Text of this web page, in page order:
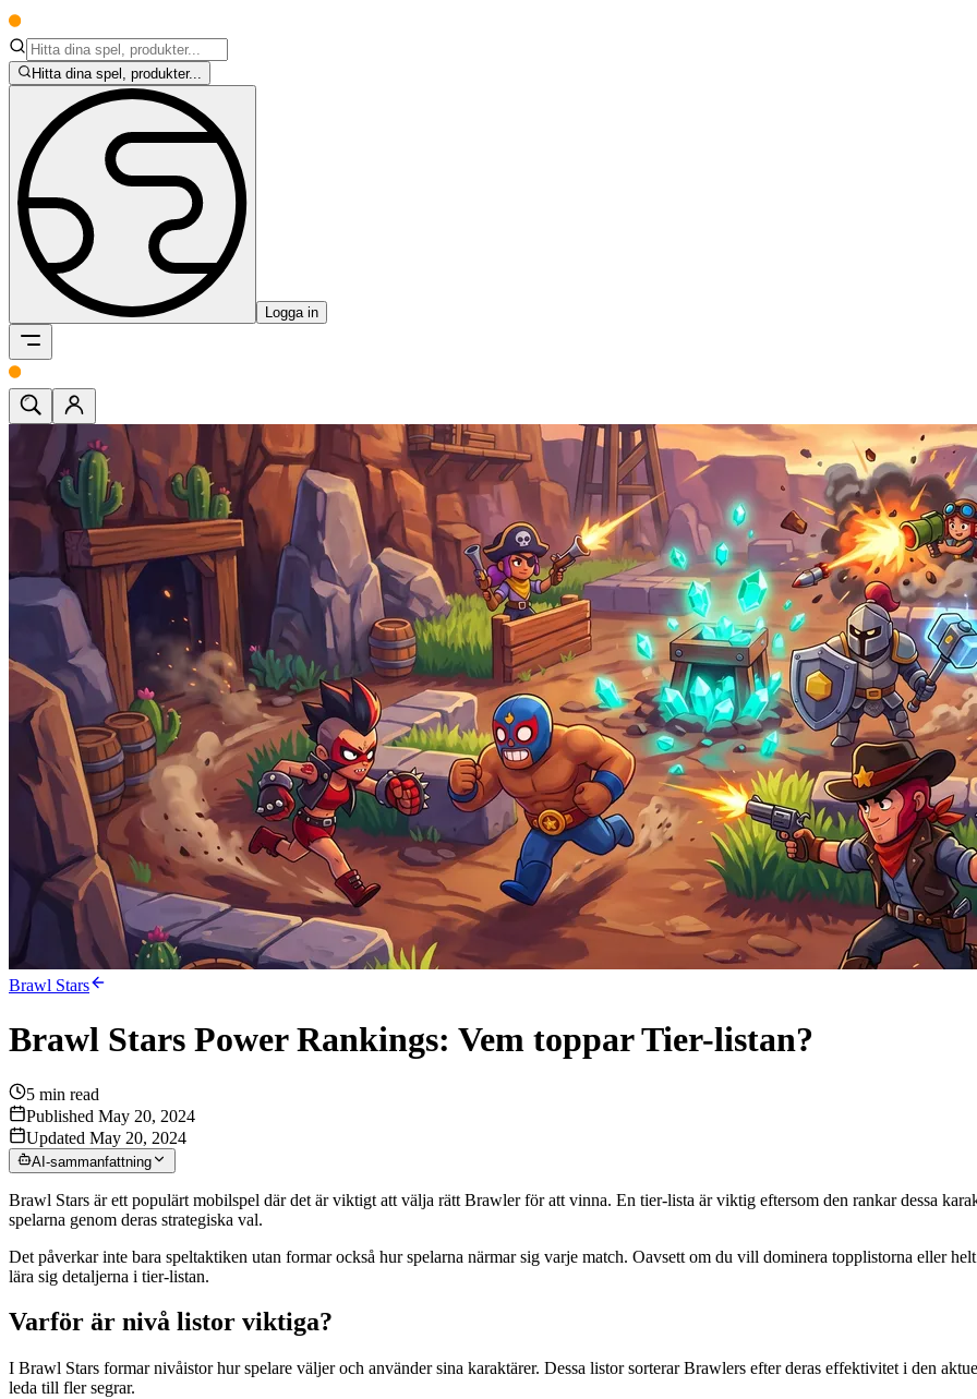
Hitta dina spel, produkter...
Logga in
Brawl Stars
Brawl Stars Power Rankings: Vem toppar Tier-listan?
5 min read
Published May 20, 2024
Updated May 20, 2024
AI-sammanfattning
Brawl Stars är ett populärt mobilspel där det är viktigt att välja rätt Brawler för att vinna. En tier-lista är viktig eftersom den rankar dessa
spelarna genom deras strategiska val.
Det påverkar inte bara speltaktiken utan formar också hur spelarna närmar sig varje match. Oavsett om du vill dominera topplistorna eller
lära sig detaljerna i tier-listan.
Varför är nivå listor viktiga?
I Brawl Stars formar nivåistor hur spelare väljer och använder sina karaktärer. Dessa listor sorterar Brawlers efter deras effektivitet i den
leda till fler segrar.